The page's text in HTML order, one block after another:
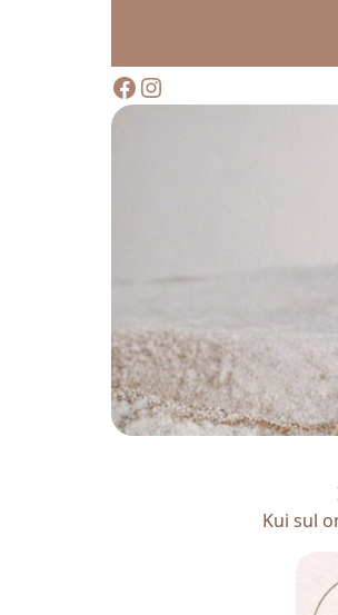
Facebook Instagram
Kui sul